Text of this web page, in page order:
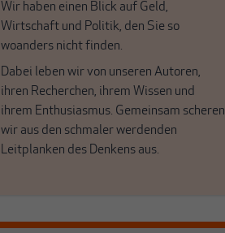
Wir haben einen Blick auf Geld,
Wirtschaft und Politik, den Sie so
woanders nicht finden.
Dabei leben wir von unseren Autoren,
ihren Recherchen, ihrem Wissen und
ihrem Enthusiasmus. Gemeinsam scheren
wir aus den schmaler werdenden
Leitplanken des Denkens aus.